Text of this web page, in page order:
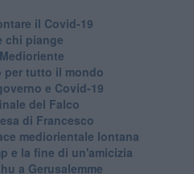
il Covid-19
chi piange
per tutto il mondo
e Covid-19
del Falco
di Francesco
mediorientale lontana
e la fine di un'amicizia
a Gerusalemme